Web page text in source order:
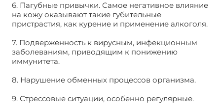
6. Пагубные привычки. Самое негативное влияние
на кожу оказывают такие губительные
пристрастия, как курение и применение алкоголя.
7. Подверженность к вирусным, инфекционным
заболеваниям, приводящим к понижению
иммунитета.
8. Нарушение обменных процессов организма.
9. Стрессовые ситуации, особенно регулярные.